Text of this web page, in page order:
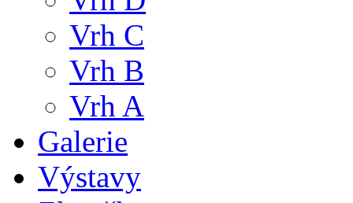
Vrh C
Vrh B
Vrh A
Galerie
Výstavy